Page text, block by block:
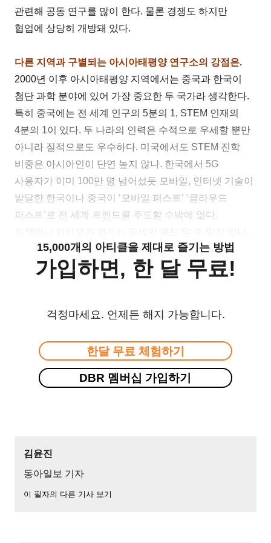
관련해 공동 연구를 많이 한다. 물론 경쟁도 하지만
협업에 상당히 개방돼 있다.
다른 지역과 구별되는 아시아태평양 연구소의 강점은.
2000년 이후 아시아태평양 지역에서는 중국과 한국이
첨단 과학 분야에 있어 가장 중요한 두 국가라 생각한다.
특히 중국에는 전 세계 인구의 5분의 1, STEM 인재의
4분의 1이 있다. 두 나라의 인력은 수적으로 우세할 뿐만
아니라 질적으로도 우수하다. 미국에서도 STEM 진학
비중은 아시아인이 단연 높지 않나. 한국에서 5G
사용자가 이미 100만 명 넘어섰듯 모바일, 인터넷 기술이
발달한 한국이나 중국이 ‘모바일 퍼스트’ ‘클라우드
퍼스트’로 전 세계 트렌드를 주도할 수밖에 없다.
15,000개의 아티클을 제대로 즐기는 방법
가입하면, 한 달 무료!
걱정마세요. 언제든 해지 가능합니다.
한달 무료 체험하기
DBR 멤버십 가입하기
김윤진
동아일보 기자
이 필자의 다른 기사 보기